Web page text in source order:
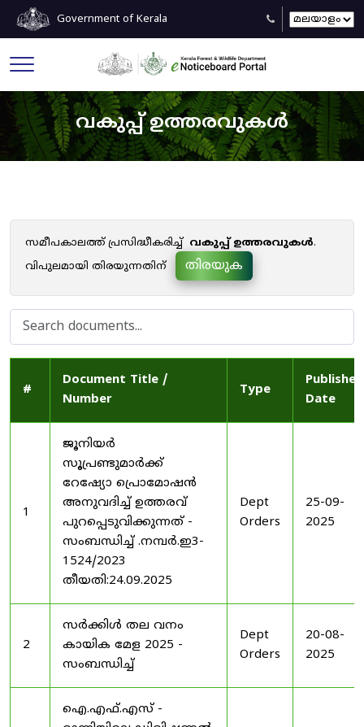
Government of Kerala
വകുപ്പ് ഉത്തരവുകൾ
സമീപകാലത്ത് പ്രസിദ്ധീകരിച്ച് വകുപ്പ് ഉത്തരവുകൾ.
വിപുലമായി തിരയുന്നതിന്
തിരയുക
#
Document Title /
Number
Type
Published
Date
1
ജൂനിയർ
സൂപ്രണ്ടുമാർക്ക്
റേഷ്യോ പ്രൊമോഷൻ
അനുവദിച്ച് ഉത്തരവ്
പുറപ്പെടുവിക്കുന്നത് -
സംബന്ധിച്ച് .നമ്പർ.ഇ3-
1524/2023
തീയതി:24.09.2025
Dept
Orders
25-09-
2025
2
സർക്കിൾ തല വനം
കായിക മേള 2025 -
സംബന്ധിച്ച്
Dept
Orders
20-08-
2025
ഐ.എഫ്.എസ് -